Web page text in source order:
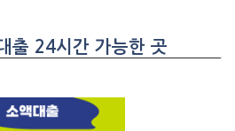
출 24시간 가능한 곳